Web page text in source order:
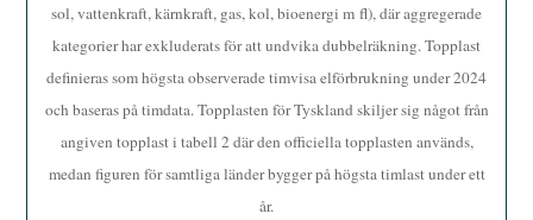
sol, vattenkraft, kärnkraft, gas, kol, bioenergi m fl), där aggregerade
kategorier har exkluderats för att undvika dubbelräkning. Topplast
definieras som högsta observerade timvisa elförbrukning under 2024
och baseras på timdata. Topplasten för Tyskland skiljer sig något från
angiven topplast i tabell 2 där den officiella topplasten används,
medan figuren för samtliga länder bygger på högsta timlast under ett
år.